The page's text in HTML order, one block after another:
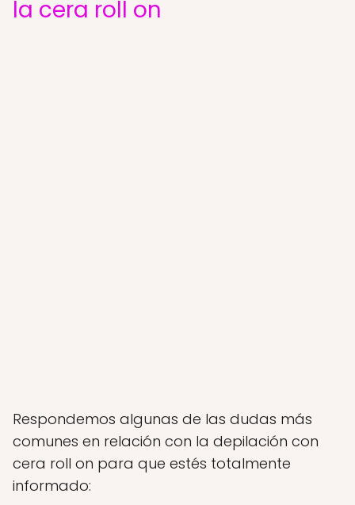
la cera roll on
Respondemos algunas de las dudas más
comunes en relación con la depilación con
cera roll on para que estés totalmente
informado: